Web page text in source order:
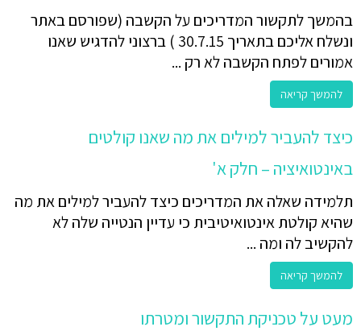
בהמשך לתקשור המדריכים על הקשבה (שפורסם באתר
ונשלח אליכם בתאריך 30.7.15 ) ברצוני להדגיש שאנו
אמורים לפתח הקשבה לא רק ...
להמשך קריאה
כיצד להעביר למילים את מה שאנו קולטים
באינטואיציה – חלק א'
תלמידה שאלה את המדריכים כיצד להעביר למילים את מה
שהיא קולטת אינטואיטיבית כי עדיין הנטייה שלה לא
להקשיב לה ומה ...
להמשך קריאה
מעט על טכניקת התקשור ומטרתו